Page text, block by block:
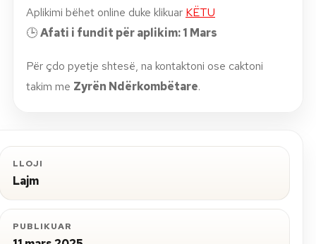
Aplikimi bëhet online duke klikuar KËTU
🕒Afati i fundit për aplikim: 1 Mars
Për çdo pyetje shtesë, na kontaktoni ose caktoni
takim me Zyrën Ndërkombëtare.
LLOJI
Lajm
PUBLIKUAR